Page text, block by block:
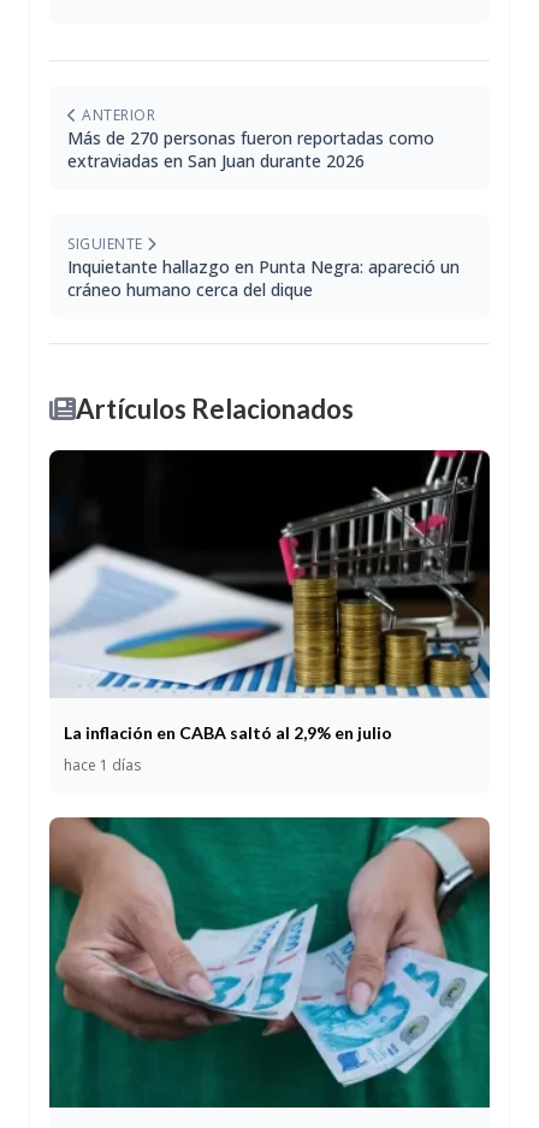
ANTERIOR
Más de 270 personas fueron reportadas como
extraviadas en San Juan durante 2026
SIGUIENTE
Inquietante hallazgo en Punta Negra: apareció un
cráneo humano cerca del dique
Artículos Relacionados
La inflación en CABA saltó al 2,9% en julio
hace 1 días